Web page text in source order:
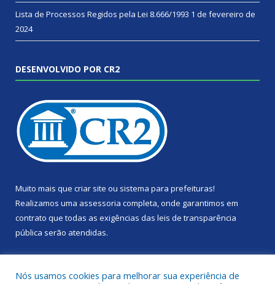
Lista de Processos Regidos pela Lei 8.666/1993 1 de fevereiro de
2024
DESENVOLVIDO POR CR2
Muito mais que criar site ou sistema para prefeituras!
Realizamos uma assessoria completa, onde garantimos em
contrato que todas as exigências das leis de transparência
pública serão atendidas.
Nós usamos cookies para melhorar sua experiência de